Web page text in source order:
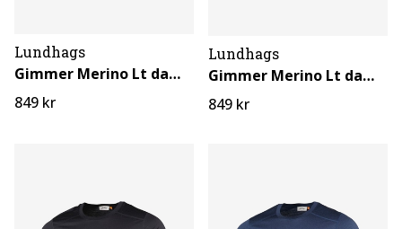
Lundhags
Gimmer Merino Lt dame Henley
849 kr
Lundhags
Gimmer Merino Lt dame Henley
849 kr